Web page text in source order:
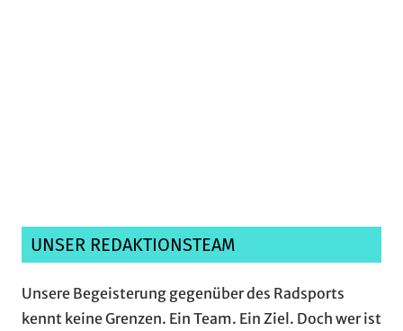
UNSER REDAKTIONSTEAM
Unsere Begeisterung gegenüber des Radsports
kennt keine Grenzen. Ein Team. Ein Ziel. Doch wer ist